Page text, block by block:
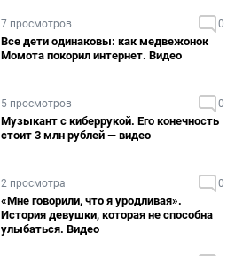
7 просмотров 0
Все дети одинаковы: как медвежонок
Момота покорил интернет. Видео
5 просмотров 0
Музыкант с киберрукой. Его конечность
стоит 3 млн рублей — видео
2 просмотра 0
«Мне говорили, что я уродливая».
История девушки, которая не способна
улыбаться. Видео